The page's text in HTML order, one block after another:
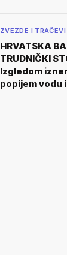
ZVEZDE I TRAČEVI
HRVATSKA
TRUDNIČKI
Izgledom
popijem vodu